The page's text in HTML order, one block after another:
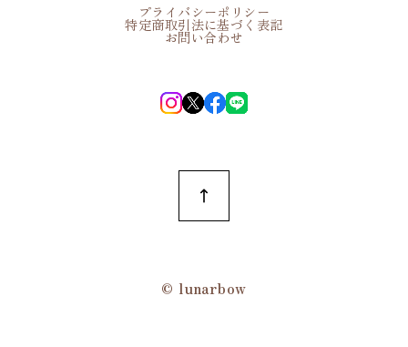
プライバシーポリシー
特定商取引法に基づく表記
お問い合わせ
©︎ lunarbow